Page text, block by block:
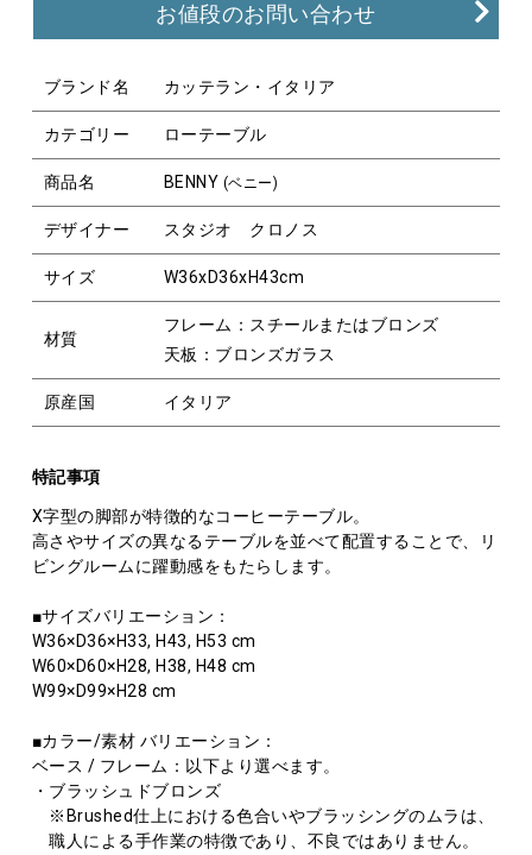
お値段のお問い合わせ
ブランド名 カッテラン・イタリア
カテゴリー ローテーブル
商品名 BENNY (ベニー)
デザイナー スタジオ クロノス
サイズ W36xD36xH43cm
材質
フレーム：スチールまたはブロンズ
天板：ブロンズガラス
原産国 イタリア
特記事項
X字型の脚部が特徴的なコーヒーテーブル。
高さやサイズの異なるテーブルを並べて配置することで、リ
ビングルームに躍動感をもたらします。
■サイズバリエーション：
W36×D36×H33, H43, H53 cm
W60×D60×H28, H38, H48 cm
W99×D99×H28 cm
■カラー/素材 バリエーション：
ベース / フレーム：以下より選べます。
・ブラッシュドブロンズ
※Brushed仕上における色合いやブラッシングのムラは、
職人による手作業の特徴であり、不良ではありません。